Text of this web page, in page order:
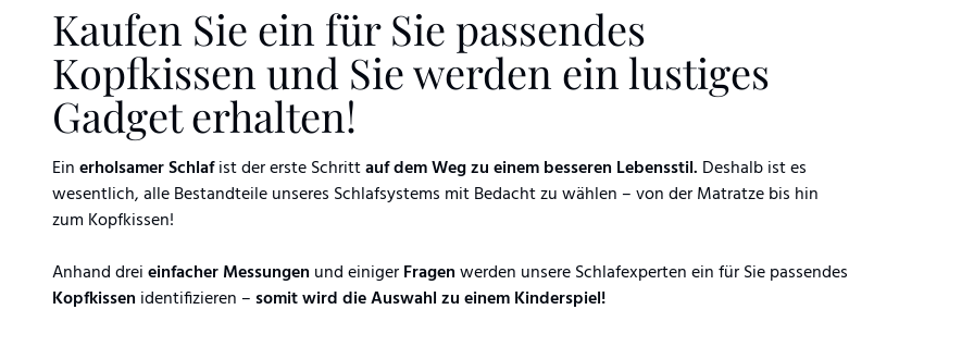
Kaufen Sie ein für Sie passendes
Kopfkissen und Sie werden ein lustiges
Gadget erhalten!
Einerholsamer Schlafist der erste Schrittauf dem Weg zu einem besseren Lebensstil. Deshalb ist es
wesentlich, alle Bestandteile unseres Schlafsystems mit Bedacht zu wählen – von der Matratze bis hin
zum Kopfkissen!
Anhand dreieinfacher Messungen und einigerFragenwerden unsere Schlafexperten ein für Sie passendes
Kopfkissen identifizieren –somit wird die Auswahl zu einem Kinderspiel!